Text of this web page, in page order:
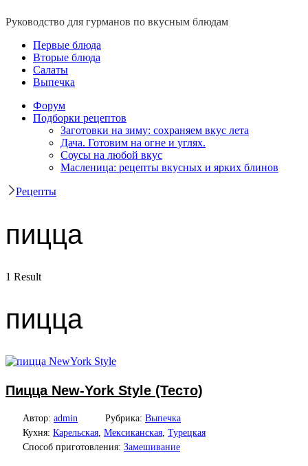
Руководство для гурманов по вкусным блюдам
Первые блюда
Вторые блюда
Салаты
Выпечка
Форум
Подборки рецептов
Заготовки на зиму: сохраняем вкус лета
Дача. Готовим на огне и углях.
Соусы на любой вкус
Масленица: рецепты вкусных и ярких блинов
Рецепты
пицца
1 Result
пицца
Пицца New-York Style (Тесто)
Автор: admin Рубрика: Выпечка
Кухня: Карельская, Мексиканская, Турецкая
Способ приготовления: Замешивание